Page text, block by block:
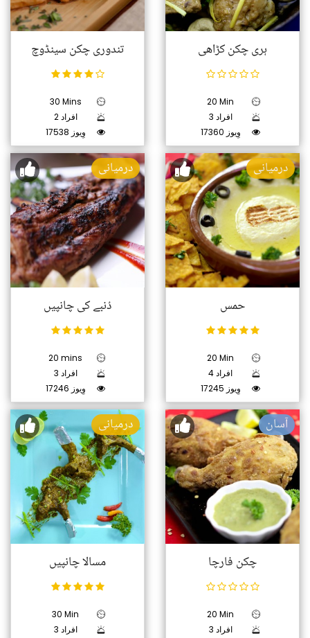
تندوری چکن سینڈوچ
30 Mins
2 افراد
17538 وِیوز
ہری چکن کڑاھی
20 Min
3 افراد
17360 وِیوز
درمیانی
دُنبے کی چانپیں
20 mins
3 افراد
17246 وِیوز
درمیانی
حمس
20 Min
4 افراد
17245 وِیوز
درمیانی
مسالا چانپیں
30 Min
3 افراد
آسان
چکن فارچا
20 Min
3 افراد